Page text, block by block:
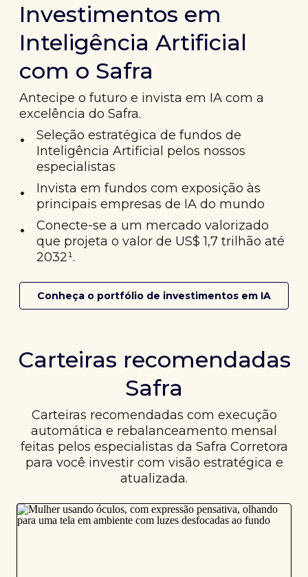
Investimentos em
Inteligência Artificial
com o Safra
Antecipe o futuro e invista em IA com a
excelência do Safra.
•
Seleção estratégica de fundos de
Inteligência Artificial pelos nossos
especialistas
•
Invista em fundos com exposição às
principais empresas de IA do mundo
•
Conecte-se a um mercado valorizado
que projeta o valor de US$ 1,7 trilhão até
2032¹.
Conheça o portfólio de investimentos em IA
Carteiras recomendadas
Safra
Carteiras recomendadas com execução
automática e rebalanceamento mensal
feitas pelos especialistas da Safra Corretora
para você investir com visão estratégica e
atualizada.